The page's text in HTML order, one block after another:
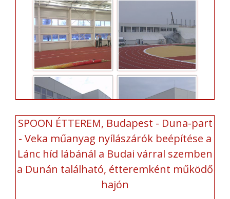
SPOON ÉTTEREM, Budapest - Duna-part
- Veka műanyag nyílászárók beépítése a
Lánc híd lábánál a Budai várral szemben
a Dunán található, étteremként működő
hajón